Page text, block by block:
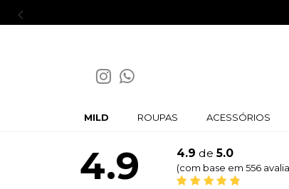
MILD ROUPAS ACESSÓRIOS
4.9 4.9 de5.0
(com base em 556